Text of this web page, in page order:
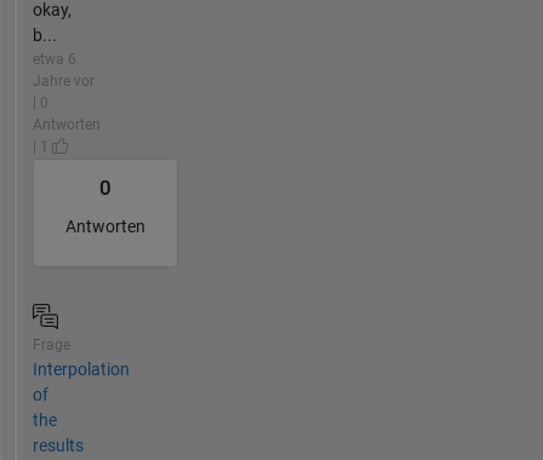
okay,
b...
etwa 6
Jahre vor
| 0
Antworten
| 1
0
Antworten
Frage
Interpolation
of
the
results